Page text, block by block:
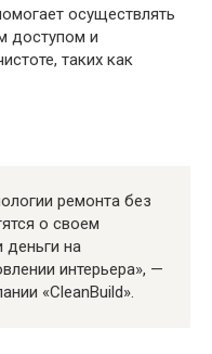
осуществлять
доступом и
таких как
ремонта без
о своем
деньги на
интерьера», —
«CleanBuild».